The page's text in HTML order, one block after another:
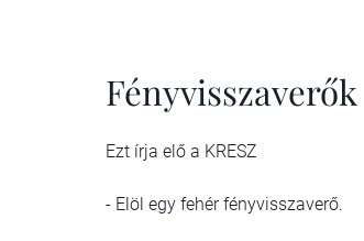
Fényvisszaverők
Ezt írja elő a KRESZ
- Elöl egy fehér fényvisszaverő.